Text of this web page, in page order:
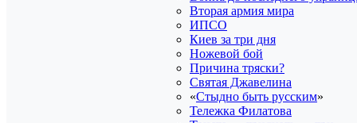
Вторая армия мира
ИПСО
Киев за три дня
Ножевой бой
Причина тряски?
Святая Джавелина
«Стыдно быть русским»
Тележка Филатова